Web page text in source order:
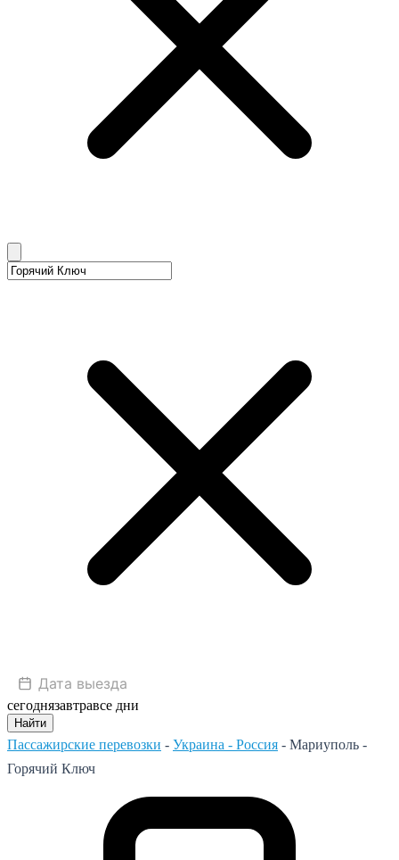
сегоднязавтравсе дни
Найти
Пассажирские перевозки - Украина - Россия - Мариуполь -
Горячий Ключ